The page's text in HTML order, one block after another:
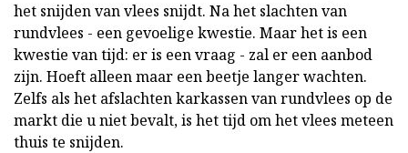
het snijden van vlees snijdt. Na het slachten van
rundvlees - een gevoelige kwestie. Maar het is een
kwestie van tijd: er is een vraag - zal er een aanbod
zijn. Hoeft alleen maar een beetje langer wachten.
Zelfs als het afslachten karkassen van rundvlees op de
markt die u niet bevalt, is het tijd om het vlees meteen
thuis te snijden.